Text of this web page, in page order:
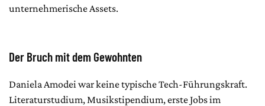
unternehmerische Assets.
Der Bruch mit dem Gewohnten
Daniela Amodei war keine typische Tech-Führungskraft.
Literaturstudium, Musikstipendium, erste Jobs im